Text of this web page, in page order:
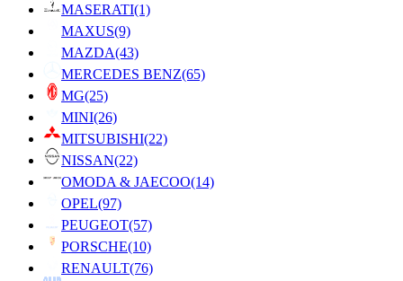
MASERATI(1)
MAXUS(9)
MAZDA(43)
MERCEDES BENZ(65)
MG(25)
MINI(26)
MITSUBISHI(22)
NISSAN(22)
OMODA & JAECOO(14)
OPEL(97)
PEUGEOT(57)
PORSCHE(10)
RENAULT(76)